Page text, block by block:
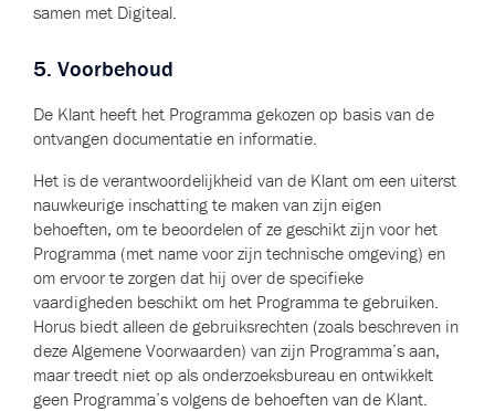
samen met Digiteal.
5. Voorbehoud
De Klant heeft het Programma gekozen op basis van de
ontvangen documentatie en informatie.
Het is de verantwoordelijkheid van de Klant om een uiterst
nauwkeurige inschatting te maken van zijn eigen
behoeften, om te beoordelen of ze geschikt zijn voor het
Programma (met name voor zijn technische omgeving) en
om ervoor te zorgen dat hij over de specifieke
vaardigheden beschikt om het Programma te gebruiken.
Horus biedt alleen de gebruiksrechten (zoals beschreven in
deze Algemene Voorwaarden) van zijn Programma’s aan,
maar treedt niet op als onderzoeksbureau en ontwikkelt
geen Programma’s volgens de behoeften van de Klant.